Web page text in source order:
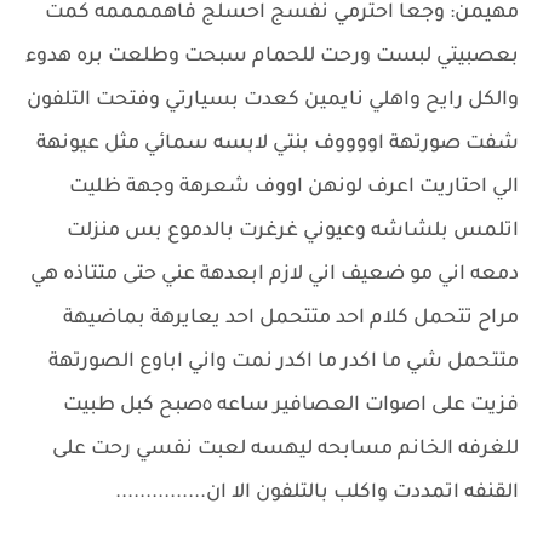
مهيمن: وجعا احترمي نفسج احسلج فاهممممه كمت
بعصبيتي لبست ورحت للحمام سبحت وطلعت بره هدوء
والكل رايح واهلي نايمين كعدت بسيارتي وفتحت التلفون
شفت صورتهة اووووف بنتي لابسه سمائي مثل عيونهة
الي احتاريت اعرف لونهن اووف شعرهة وجهة ظليت
اتلمس بلشاشه وعيوني غرغرت بالدموع بس منزلت
دمعه اني مو ضعيف اني لازم ابعدهة عني حتى متتاذه هي
مراح تتحمل كلام احد متتحمل احد يعايرهة بماضيهة
متتحمل شي ما اكدر ما اكدر نمت واني اباوع الصورتهة
فزيت على اصوات العصافير ساعه ٥صبح كبل طبيت
للغرفه الخانم مسابحه ليهسه لعبت نفسي رحت على
القنفه اتمددت واكلب بالتلفون الا ان...............